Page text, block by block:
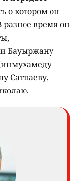
о котором он
разное время он
Бауыржану
Сатпаеву,